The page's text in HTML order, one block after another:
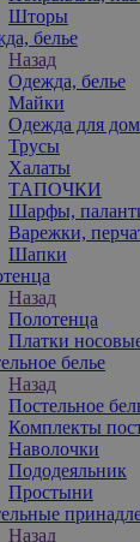
Шторы
белье
Назад
Одежда, белье
Майки
Одежда для
Трусы
Халаты
ТАПОЧКИ
Шарфы,
Варежки,
Шапки
Назад
Полотенца
Платки
белье
Назад
Постельное
Комплекты
Наволочки
Пододеяльник
Простыни
Назад